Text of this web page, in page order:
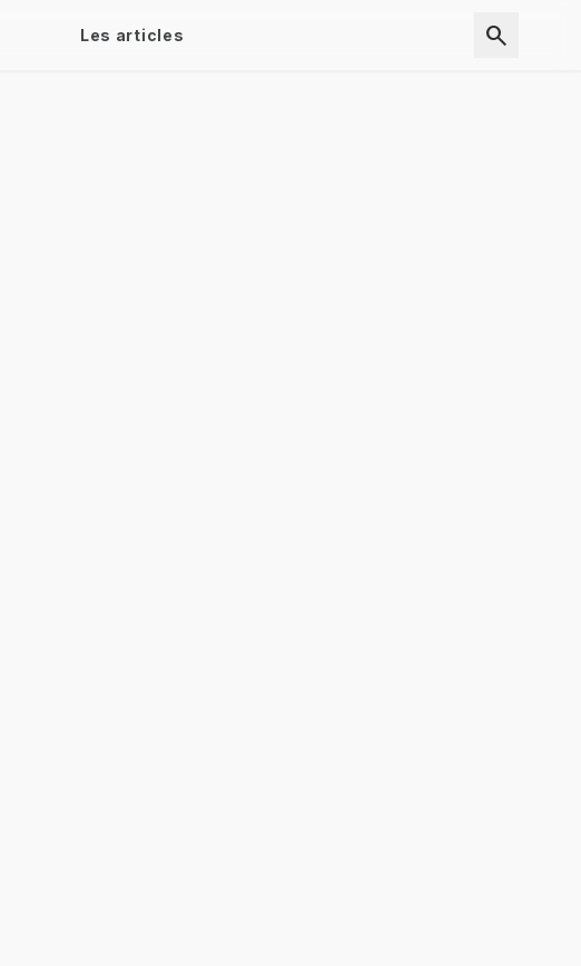
Les articles search